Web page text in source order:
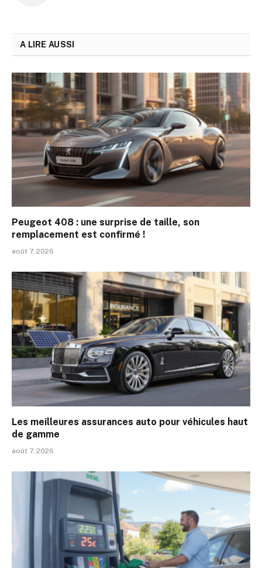
A LIRE AUSSI
Peugeot 408 : une surprise de taille, son
remplacement est confirmé !
août 7, 2026
Les meilleures assurances auto pour véhicules haut
de gamme
août 7, 2026